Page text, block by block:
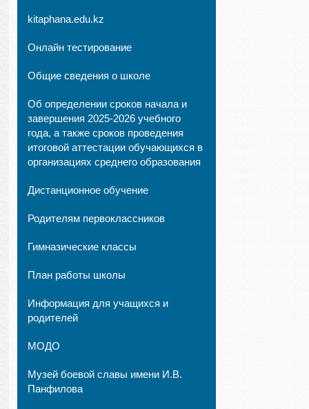
kitaphana.edu.kz
Онлайн тестирование
Общие сведения о школе
Об определении сроков начала и
завершения 2025-2026 учебного
года, а также сроков проведения
итоговой аттестации обучающихся в
организациях среднего образования
Дистанционное обучение
Родителям первоклассников
Гимназические классы
План работы школы
Информация для учащихся и
родителей
МОДО
Музей боевой славы имени И.В.
Панфилова